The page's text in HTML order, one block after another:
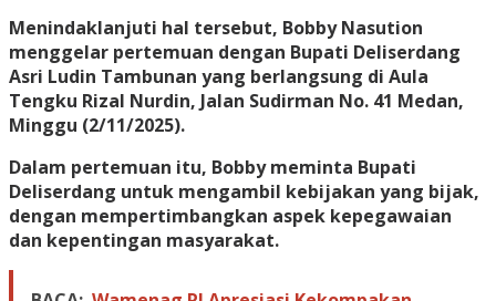
Menindaklanjuti hal tersebut, Bobby Nasution
menggelar pertemuan dengan Bupati Deliserdang
Asri Ludin Tambunan yang berlangsung di Aula
Tengku Rizal Nurdin, Jalan Sudirman No. 41 Medan,
Minggu (2/11/2025).
Dalam pertemuan itu, Bobby meminta Bupati
Deliserdang untuk mengambil kebijakan yang bijak,
dengan mempertimbangkan aspek kepegawaian
dan kepentingan masyarakat.